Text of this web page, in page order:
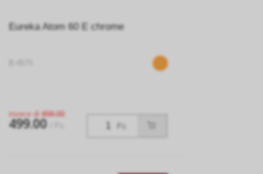
Eureka Atom 60 E chrome
Pz.
invece di 898.00
499.00